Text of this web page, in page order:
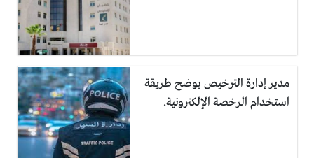
مدير إدارة الترخيص يوضح طريقة
استخدام الرخصة الإلكترونية.